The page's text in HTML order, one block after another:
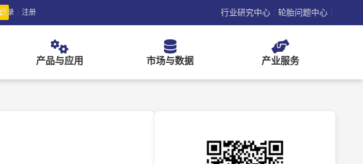
登录 | 注册 行业研究中心 | 轮胎问题中心 |
产品与应用 市场与数据 产业服务